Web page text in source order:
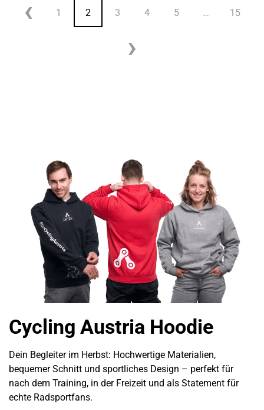
1 2 3 4 5 … 15
Cycling Austria Hoodie
Dein Begleiter im Herbst: Hochwertige Materialien,
bequemer Schnitt und sportliches Design – perfekt für
nach dem Training, in der Freizeit und als Statement für
echte Radsportfans.